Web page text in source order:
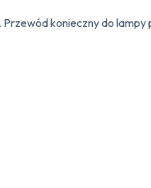
konieczny do lampy